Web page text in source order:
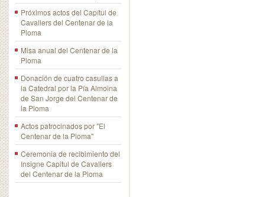
Próximos actos del Capítul de
Cavallers del Centenar de la
Ploma
Misa anual del Centenar de la
Ploma
Donación de cuatro casullas a
la Catedral por la Pía Almoina
de San Jorge del Centenar de
la Ploma
Actos patrocinados por "El
Centenar de la Ploma"
Ceremonia de recibimiento del
Insigne Capitul de Cavallers
del Centenar de la Ploma